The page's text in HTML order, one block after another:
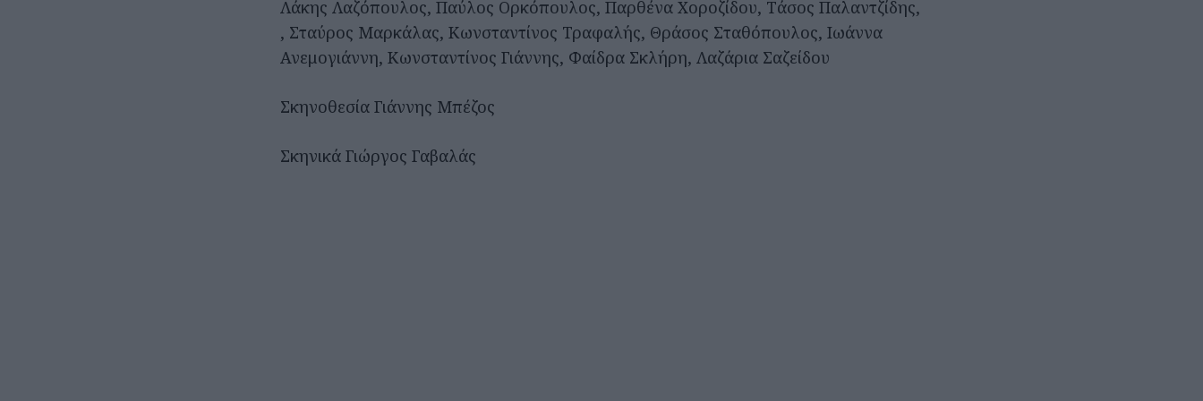
Λάκης Λαζόπουλος, Παύλος Ορκόπουλος, Παρθένα Χοροζίδου, Τάσος Παλαντζίδης,
, Σταύρος Μαρκάλας, Κωνσταντίνος Τραφαλής, Θράσος Σταθόπουλος, Ιωάννα
Ανεμογιάννη, Κωνσταντίνος Γιάννης, Φαίδρα Σκλήρη, Λαζάρια Σαζείδου
Σκηνοθεσία Γιάννης Μπέζος
Σκηνικά Γιώργος Γαβαλάς